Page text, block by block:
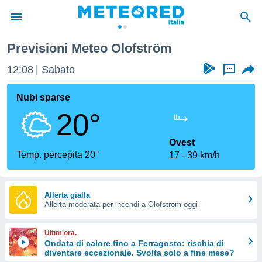
di
per
le
di
Web
le
Previsioni Meteo Olofström
12:08 Sabato ...
Nubi sparse
20°
Temp. percepita 20°
Ovest
17
39 km/h
Allerta gialla
Allerta moderata per incendi a Olofström oggi
Ultim'ora.
Ondata di calore fino a Ferragosto: rischia di
diventare eccezionale. Svolta solo a fine mese?